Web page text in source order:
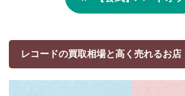
レコードの買取相場と高く売れるお店